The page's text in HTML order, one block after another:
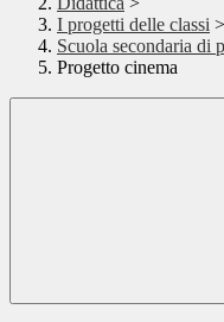
I progetti delle classi >
Scuola secondaria di
Progetto cinema